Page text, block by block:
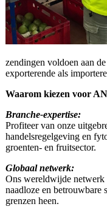
zendingen voldoen aan
exporterende als
Waarom kiezen voor
Branche-expertise:
Profiteer van onze
handelsregelgeving en
groenten- en fruitsector.
Globaal netwerk:
Ons wereldwijde netwerk
naadloze en betrouwbare
grenzen heen.